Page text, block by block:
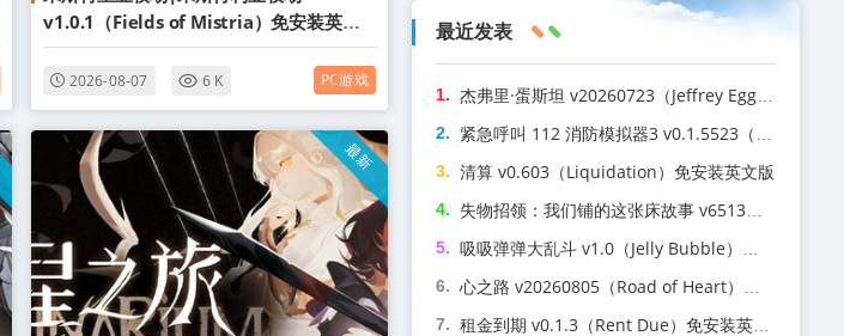
v1.0.1（Fields of Mistria）免安装英文
版
2026-08-07 6 K PC游戏
最新
最近发表
清算 v0.603（Liquidation）免安装英文版